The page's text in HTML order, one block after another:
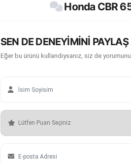
Honda CBR
SEN DE DENEYİMİNİ PAYLAŞ
Eğer bu ürünü kullandıysanız, siz de